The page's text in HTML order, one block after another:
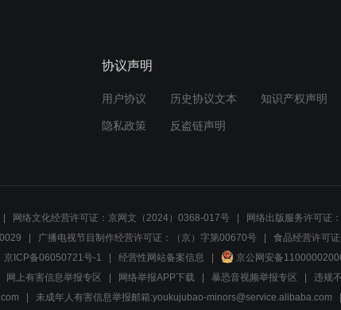
协议声明
用户协议 历史协议文本 知识产权声明
隐私政策 反盗链声明
网络文化经营许可证：京网文（2024）0368-017号 网络出版服务许可证
广播电视节目制作经营许可证：（京）字第00670号 食品经营许可
京ICP备06050721号-1 经营性网站备案信息 京公网安备
网上有害信息举报专区 网络举报APP下载 暴恐音视频举报专区
违规
未成年人有害信息举报邮箱:youkujubao-minors@service.alibaba.com